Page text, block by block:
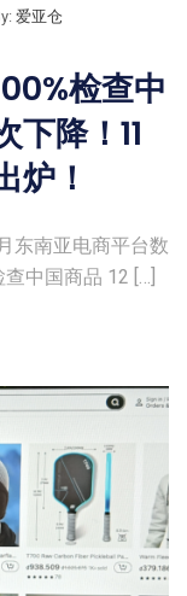
爱亚仓
检查中
下降！11
炉！
东南亚电商平台数
中国商品 12 […]